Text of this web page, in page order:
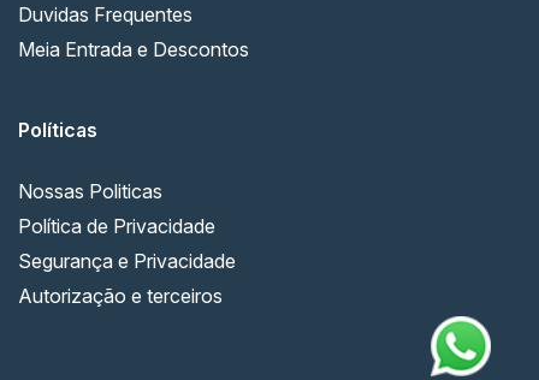
Duvidas Frequentes
Meia Entrada e Descontos
Políticas
Nossas Politicas
Política de Privacidade
Segurança e Privacidade
Autorização e terceiros